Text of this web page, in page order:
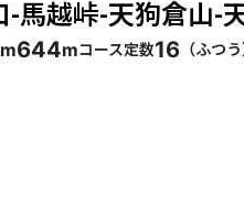
トもあり、特に夏の夜空を楽し
に自信のない方は注意が必要です。特に夏場は気温が高くな
っかり行いましょう。全体と
-馬越峠-天狗倉山-
644mコース定数16 （ふつう